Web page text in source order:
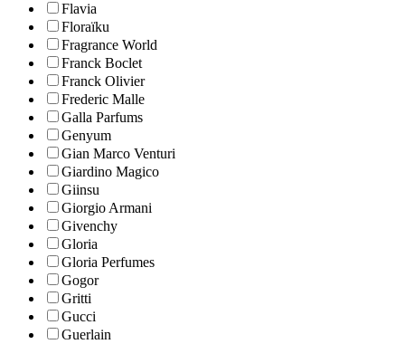
Flavia
Floraïku
Fragrance World
Franck Boclet
Franck Olivier
Frederic Malle
Galla Parfums
Genyum
Gian Marco Venturi
Giardino Magico
Giinsu
Giorgio Armani
Givenchy
Gloria
Gloria Perfumes
Gogor
Gritti
Gucci
Guerlain